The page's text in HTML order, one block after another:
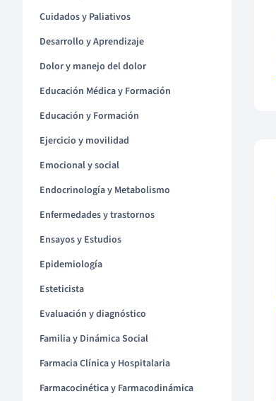
Cuidados y Paliativos
Desarrollo y Aprendizaje
Dolor y manejo del dolor
Educación Médica y Formación
Educación y Formación
Ejercicio y movilidad
Emocional y social
Endocrinología y Metabolismo
Enfermedades y trastornos
Ensayos y Estudios
Epidemiología
Esteticista
Evaluación y diagnóstico
Familia y Dinámica Social
Farmacia Clínica y Hospitalaria
Farmacocinética y Farmacodinámica